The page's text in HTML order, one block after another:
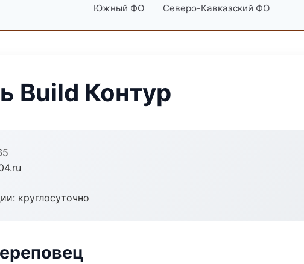
Южный ФО Северо-Кавказский ФО
Build Контур
круглосуточно